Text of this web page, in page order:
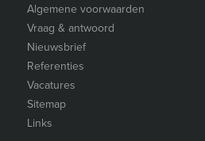
Algemene voorwaarden
Vraag & antwoord
Nieuwsbrief
Referenties
Vacatures
Sitemap
Links